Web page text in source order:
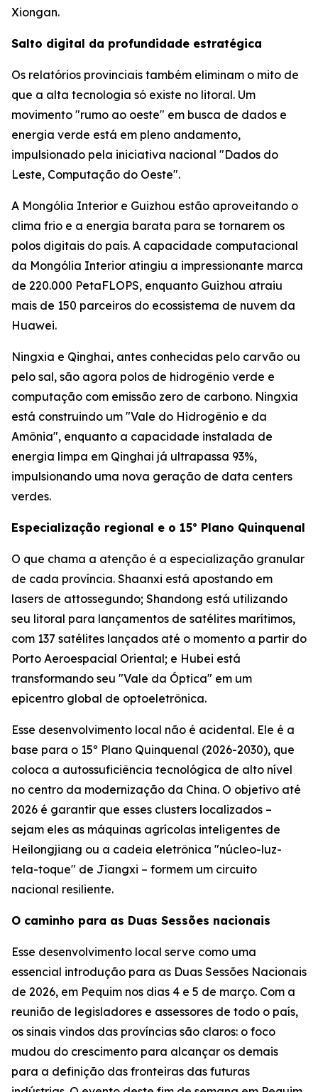
Xiongan.
Salto digital da profundidade estratégica
Os relatórios provinciais também eliminam o mito de
que a alta tecnologia só existe no litoral. Um
movimento "rumo ao oeste" em busca de dados e
energia verde está em pleno andamento,
impulsionado pela iniciativa nacional "Dados do
Leste, Computação do Oeste".
A Mongólia Interior e Guizhou estão aproveitando o
clima frio e a energia barata para se tornarem os
polos digitais do país. A capacidade computacional
da Mongólia Interior atingiu a impressionante marca
de 220.000 PetaFLOPS, enquanto Guizhou atraiu
mais de 150 parceiros do ecossistema de nuvem da
Huawei.
Ningxia e Qinghai, antes conhecidas pelo carvão ou
pelo sal, são agora polos de hidrogênio verde e
computação com emissão zero de carbono. Ningxia
está construindo um "Vale do Hidrogênio e da
Amônia", enquanto a capacidade instalada de
energia limpa em Qinghai já ultrapassa 93%,
impulsionando uma nova geração de data centers
verdes.
Especialização regional e o 15º Plano Quinquenal
O que chama a atenção é a especialização granular
de cada província. Shaanxi está apostando em
lasers de attossegundo; Shandong está utilizando
seu litoral para lançamentos de satélites marítimos,
com 137 satélites lançados até o momento a partir do
Porto Aeroespacial Oriental; e Hubei está
transformando seu "Vale da Óptica" em um
epicentro global de optoeletrônica.
Esse desenvolvimento local não é acidental. Ele é a
base para o 15º Plano Quinquenal (2026-2030), que
coloca a autossuficiência tecnológica de alto nível
no centro da modernização da China. O objetivo até
2026 é garantir que esses clusters localizados –
sejam eles as máquinas agrícolas inteligentes de
Heilongjiang ou a cadeia eletrônica "núcleo-luz-
tela-toque" de Jiangxi – formem um circuito
nacional resiliente.
O caminho para as Duas Sessões nacionais
Esse desenvolvimento local serve como uma
essencial introdução para as Duas Sessões Nacionais
de 2026, em Pequim nos dias 4 e 5 de março. Com a
reunião de legisladores e assessores de todo o país,
os sinais vindos das províncias são claros: o foco
mudou do crescimento para alcançar os demais
para a definição das fronteiras das futuras